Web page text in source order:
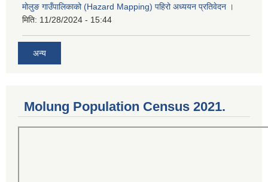
मोलुङ गाउँपालिकाको (Hazard Mapping) पहिरो अध्ययन प्रतिवेदन ।
मिति: 11/28/2024 - 15:44
अन्य
Molung Population Census 2021.